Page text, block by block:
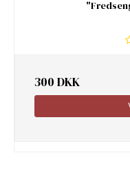
300 DKK